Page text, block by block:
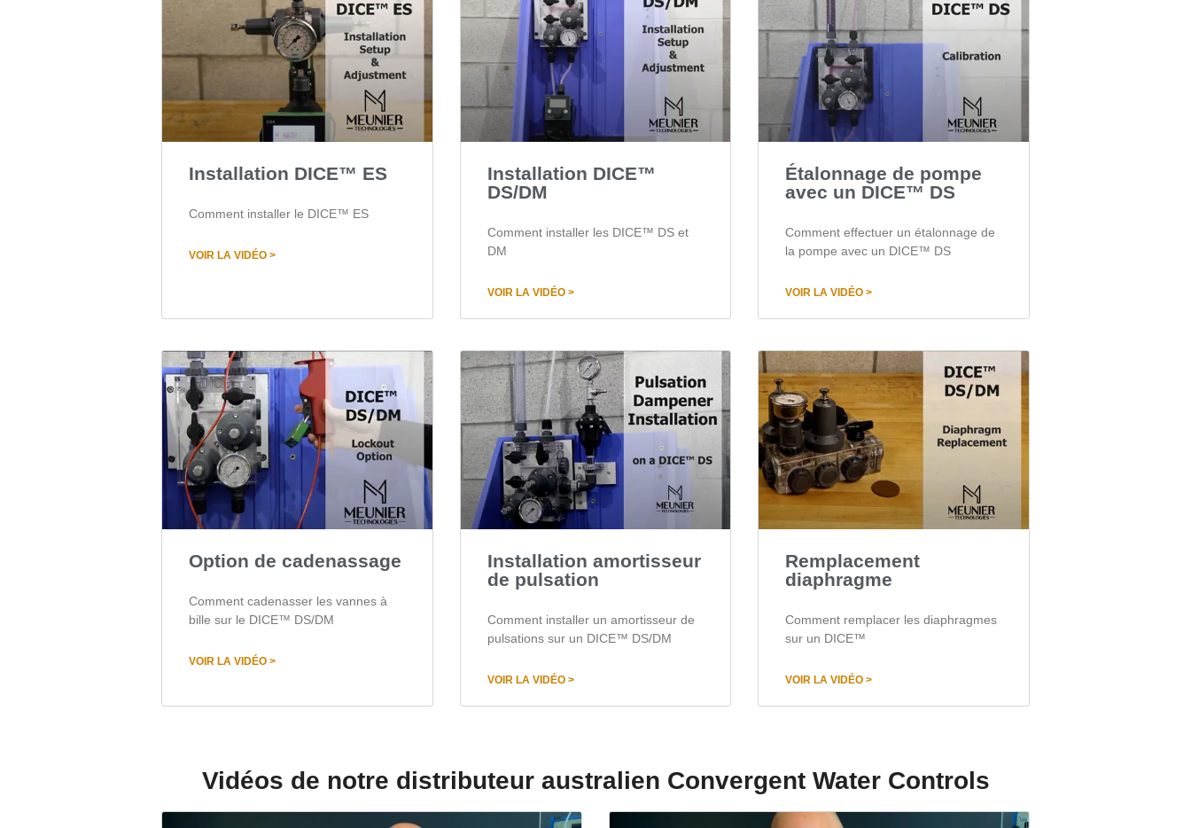
Installation DICE™ ES
Comment installer le DICE™ ES
VOIR LA VIDÉO >
Installation DICE™
DS/DM
Comment installer les DICE™ DS et
DM
VOIR LA VIDÉO >
Étalonnage de pompe
avec un DICE™ DS
Comment effectuer un étalonnage de
la pompe avec un DICE™ DS
VOIR LA VIDÉO >
Option de cadenassage
Comment cadenasser les vannes à
bille sur le DICE™ DS/DM
VOIR LA VIDÉO >
Installation amortisseur
de pulsation
Comment installer un amortisseur de
pulsations sur un DICE™ DS/DM
VOIR LA VIDÉO >
Remplacement
diaphragme
Comment remplacer les diaphragmes
sur un DICE™
VOIR LA VIDÉO >
Vidéos de notre distributeur australien Convergent Water Controls